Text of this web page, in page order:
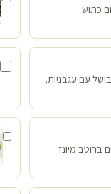
כתוש
עם עגבניות,
ברוטב מיונז